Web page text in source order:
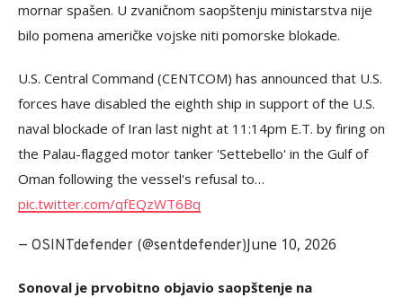
mornar spašen. U zvaničnom saopštenju ministarstva nije
bilo pomena američke vojske niti pomorske blokade.
U.S. Central Command (CENTCOM) has announced that U.S.
forces have disabled the eighth ship in support of the U.S.
naval blockade of Iran last night at 11:14pm E.T. by firing on
the Palau-flagged motor tanker 'Settebello' in the Gulf of
Oman following the vessel's refusal to…
pic.twitter.com/qfEQzWT6Bq
— OSINTdefender (@sentdefender)June 10, 2026
Sonoval je prvobitno objavio saopštenje na